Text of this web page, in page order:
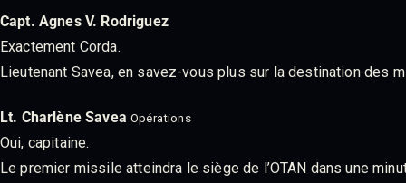
Capt. Agnes V. Rodriguez
Exactement Corda.
Lieutenant Savea, en savez-vous plus sur la destination des
Lt. Charlène Savea Opérations
Oui, capitaine.
Le premier missile atteindra le siège de l’OTAN dans une